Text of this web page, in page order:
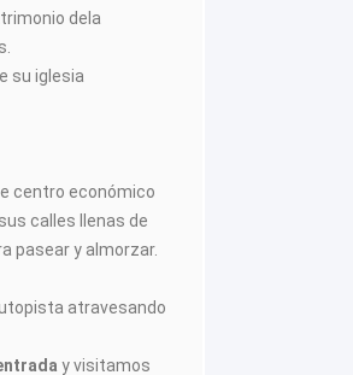
dela
su iglesia
centro económico
calles llenas de
pasear y almorzar.
atravesando
y visitamos